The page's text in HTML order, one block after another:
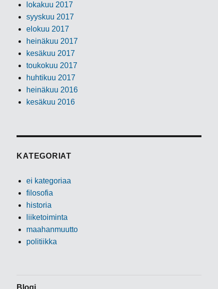
lokakuu 2017
syyskuu 2017
elokuu 2017
heinäkuu 2017
kesäkuu 2017
toukokuu 2017
huhtikuu 2017
heinäkuu 2016
kesäkuu 2016
KATEGORIAT
ei kategoriaa
filosofia
historia
liiketoiminta
maahanmuutto
politiikka
Blogi